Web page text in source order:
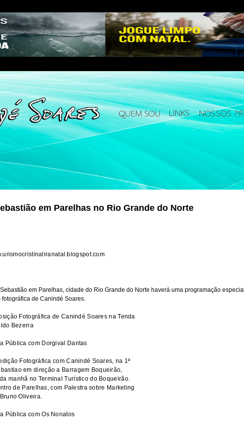
em Parelhas no Rio Grande do Norte
em Parelhas, cidade do Rio Grande do Norte haverá uma programação especial
de Canindé Soares.
Fotográfica de Canindé Soares na Tenda
Bezerra
Pública com Dorgival Dantas
Fotográfica com Canindé Soares, na 1ª
em direção a Barragem Boqueirão,
manhã no Terminal Turístico do Boqueirão.
de Parelhas, com Palestra sobre Marketing
Oliveira.
Pública com Os Nonatos